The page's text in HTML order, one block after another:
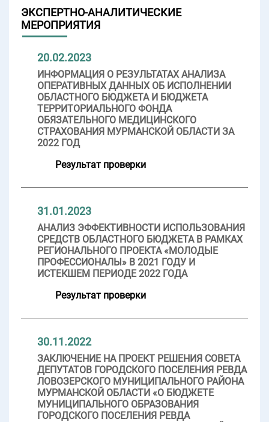
ЭКСПЕРТНО-АНАЛИТИЧЕСКИЕ
МЕРОПРИЯТИЯ
20.02.2023
ИНФОРМАЦИЯ О РЕЗУЛЬТАТАХ АНАЛИЗА
ОПЕРАТИВНЫХ ДАННЫХ ОБ ИСПОЛНЕНИИ
ОБЛАСТНОГО БЮДЖЕТА И БЮДЖЕТА
ТЕРРИТОРИАЛЬНОГО ФОНДА
ОБЯЗАТЕЛЬНОГО МЕДИЦИНСКОГО
СТРАХОВАНИЯ МУРМАНСКОЙ ОБЛАСТИ ЗА
2022 ГОД
Результат проверки
31.01.2023
АНАЛИЗ ЭФФЕКТИВНОСТИ ИСПОЛЬЗОВАНИЯ
СРЕДСТВ ОБЛАСТНОГО БЮДЖЕТА В РАМКАХ
РЕГИОНАЛЬНОГО ПРОЕКТА «МОЛОДЫЕ
ПРОФЕССИОНАЛЫ» В 2021 ГОДУ И
ИСТЕКШЕМ ПЕРИОДЕ 2022 ГОДА
Результат проверки
30.11.2022
ЗАКЛЮЧЕНИЕ НА ПРОЕКТ РЕШЕНИЯ СОВЕТА
ДЕПУТАТОВ ГОРОДСКОГО ПОСЕЛЕНИЯ РЕВДА
ЛОВОЗЕРСКОГО МУНИЦИПАЛЬНОГО РАЙОНА
МУРМАНСКОЙ ОБЛАСТИ «О БЮДЖЕТЕ
МУНИЦИПАЛЬНОГО ОБРАЗОВАНИЯ
ГОРОДСКОГО ПОСЕЛЕНИЯ РЕВДА